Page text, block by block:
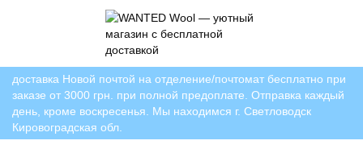
доставка Новой почтой на отделение/почтомат бесплатно при
заказе от 3000 грн. при полной предоплате. Отправка каждый
день, кроме воскресенья. Мы находимся г. Светловодск
Кировоградская обл.